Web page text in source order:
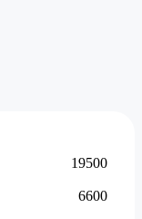
19500
6600